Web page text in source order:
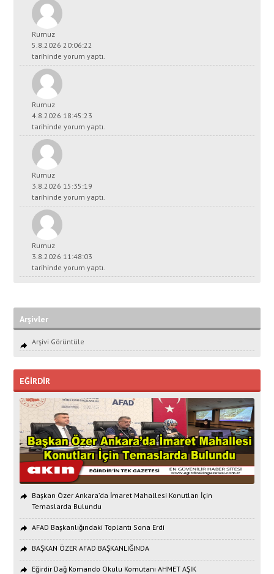
Rumuz
5.8.2026 20:06:22
tarihinde yorum yaptı.
Rumuz
4.8.2026 18:45:23
tarihinde yorum yaptı.
Rumuz
3.8.2026 15:35:19
tarihinde yorum yaptı.
Rumuz
3.8.2026 11:48:03
tarihinde yorum yaptı.
Arşivler
Arşivi Görüntüle
EĞİRDİR
Başkan Özer Ankara’da İmaret Mahallesi Konutları İçin
Temaslarda Bulundu
AFAD Başkanlığındaki Toplantı Sona Erdi
BAŞKAN ÖZER AFAD BAŞKANLIĞINDA
Eğirdir Dağ Komando Okulu Komutanı AHMET AŞIK